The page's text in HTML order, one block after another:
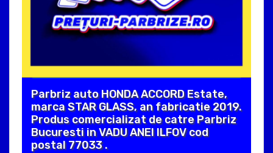
Parbriz auto HONDA ACCORD Estate,
marca STAR GLASS, an fabricatie 2019.
Produs comercializat de catre Parbriz
Bucuresti in VADU ANEI ILFOV cod
postal 77033 .